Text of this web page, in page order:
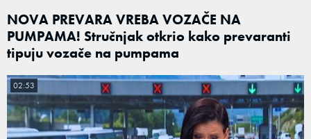
NOVA PREVARA VREBA VOZAČE NA
PUMPAMA! Stručnjak otkrio kako prevaranti
tipuju vozače na pumpama
02:53